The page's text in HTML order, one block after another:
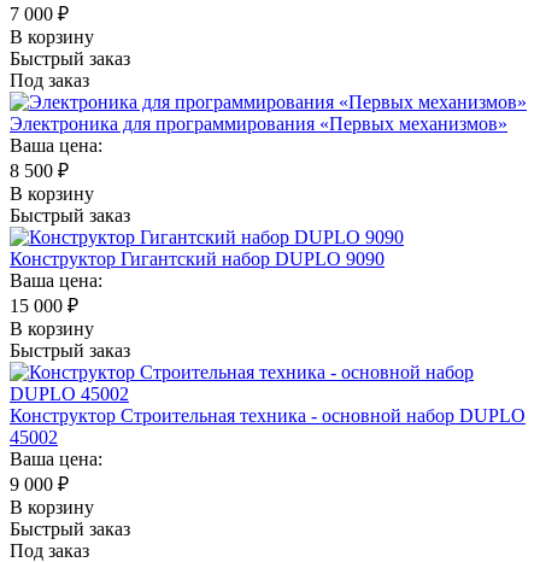
7 000 ₽
В корзину
Быстрый заказ
Под заказ
Электроника для программирования «Первых механизмов»
Ваша цена:
8 500 ₽
В корзину
Быстрый заказ
Конструктор Гигантский набор DUPLO 9090
Ваша цена:
15 000 ₽
В корзину
Быстрый заказ
Конструктор Строительная техника - основной набор DUPLO
45002
Ваша цена:
9 000 ₽
В корзину
Быстрый заказ
Под заказ